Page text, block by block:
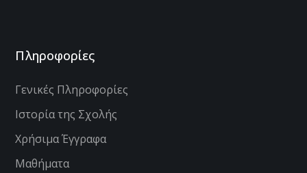
Πληροφορίες
Γενικές Πληροφορίες
Ιστορία της Σχολής
Χρήσιμα Έγγραφα
Μαθήματα